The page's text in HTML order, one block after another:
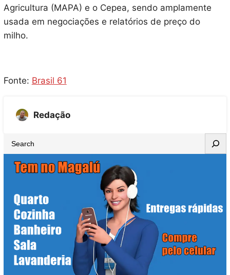
Agricultura (MAPA) e o Cepea, sendo amplamente
usada em negociações e relatórios de preço do
milho.
Fonte: Brasil 61
Redação
e